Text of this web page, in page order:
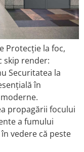
Protecție la foc,
skip render:
Securitatea la
în
propagării focului
a fumului
vedere că peste